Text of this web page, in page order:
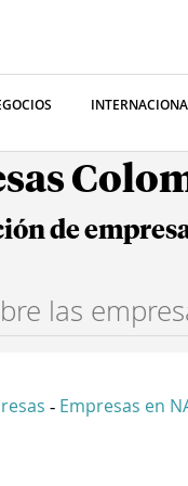
de
- Empresas en